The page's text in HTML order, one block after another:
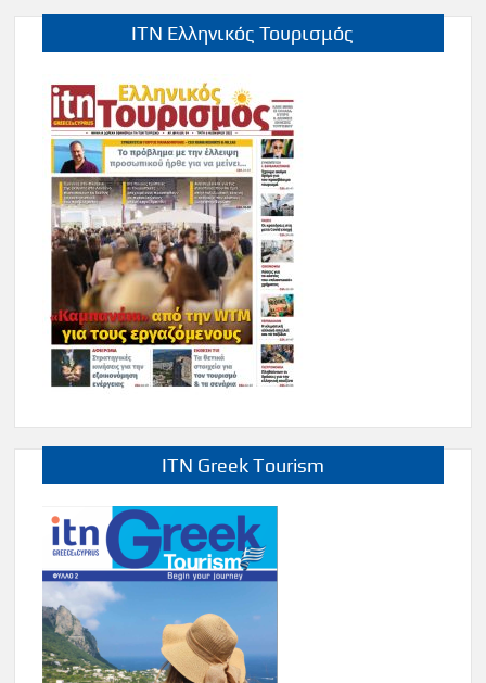
ITN Ελληνικός Τουρισμός
ITN Greek Tourism